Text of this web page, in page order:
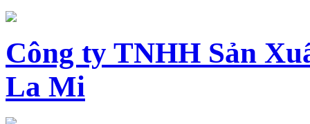
Công ty TNHH Sản
La Mi